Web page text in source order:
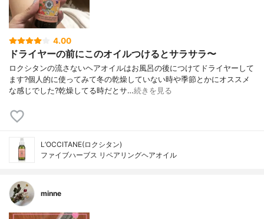
4.00
ドライヤーの前にこのオイルつけるとサラサラ〜
ロクシタンの流さないヘアオイルはお風呂の後につけてドライヤーして
ます?個人的に使ってみて冬の乾燥していない時や季節とかにオススメ
な感じでした?乾燥してる時だとサ…続きを見る
L’OCCITANE(ロクシタン)
ファイブハーブス リペアリングヘアオイル
minne